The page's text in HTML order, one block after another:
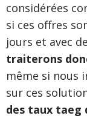
considérées
si ces offres
jours et avec
traiterons
même si nous
sur ces
des taux taeg